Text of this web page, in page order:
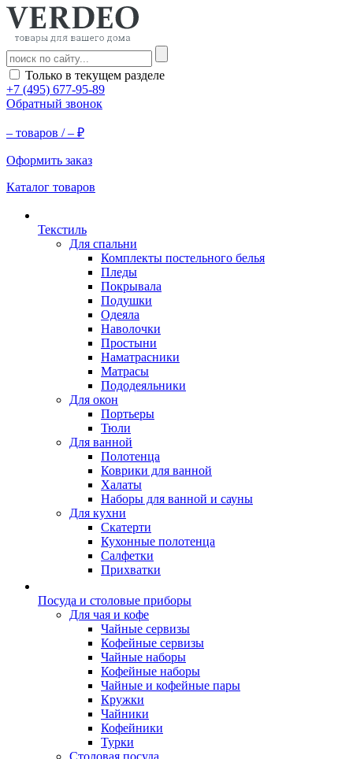
Только в текущем разделе
+7 (495) 677-95-89
Обратный звонок
– товаров /– ₽
Оформить заказ
Каталог товаров
Текстиль
Для спальни
Комплекты постельного белья
Пледы
Покрывала
Подушки
Одеяла
Наволочки
Простыни
Наматрасники
Матрасы
Пододеяльники
Для окон
Портьеры
Тюли
Для ванной
Полотенца
Коврики для ванной
Халаты
Наборы для ванной и сауны
Для кухни
Скатерти
Кухонные полотенца
Салфетки
Прихватки
Посуда и столовые приборы
Для чая и кофе
Чайные сервизы
Кофейные сервизы
Чайные наборы
Кофейные наборы
Чайные и кофейные пары
Кружки
Чайники
Кофейники
Турки
Столовая посуда